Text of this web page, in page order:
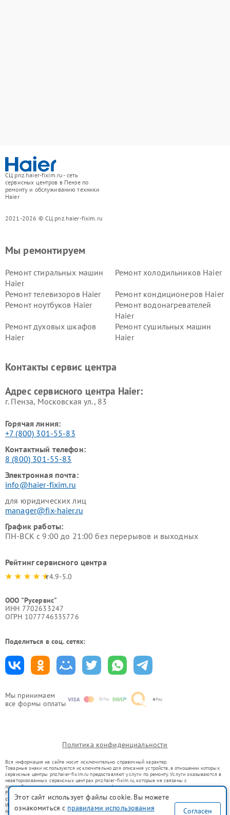
СЦ pnz.haier-fixim.ru - сеть
сервисных центров в Пензе по
ремонту и обслуживанию техники
Haier
2021-2026 © СЦ pnz.haier-fixim.ru
Мы принимаем
все формы оплаты
Мы ремонтируем
Ремонт стиральных машин
Haier
Ремонт холодильников Haier
Ремонт телевизоров Haier
Ремонт кондиционеров Haier
Ремонт ноутбуков Haier
Ремонт водонагревателей
Haier
Ремонт духовых шкафов
Haier
Ремонт сушильных машин
Haier
Ремонт роботов-пылесосов
Ремонт посудомоечных
Контакты сервис центра
Адрес сервисного центра Haier:
г. Пенза, Московская ул., 83
Горячая линия:
+7 (800) 301-55-83
Контактный телефон:
8 (800) 301-55-83
Электронная почта:
info@haier-fixim.ru
для юридических лиц
manager@fix-haier.ru
График работы:
ПН-ВСК с 9:00 до 21:00 без перерывов и выходных
Рейтинг сервисного центра
4.9-5.0
ООО "Русервис"
ИНН 7702633247
ОГРН 1077746335776
Поделиться в соц. сетях:
Политика конфиденциальности
Вся информация на сайте носит исключительно справочный характер.
Товарные знаки используются исключительно для описания устройств, в отношении которых
сервисные центры pnz.haier-fixim.ru предоставляют услуги по ремонту. Услуги оказываются в
неавторизованных сервисных центрах pnz.haier-fixim.ru, которые не связаны с
правообладателями товарных знаков или их официальными представителями.
Ремонт осуществляется для устройств, уже введенных в гражданский оборот в соответствии
со статьей 1487 ГК РФ.
Использование товарных знаков не преследует цели индивидуализации услуг или введения
потребителей в заблуждение, а служит для информирования о предоставляемых услугах по
Этот сайт использует файлы cookie. Вы можете
ознакомиться с правилами использования
Согласен